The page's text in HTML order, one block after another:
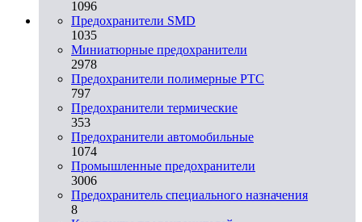
1096
Предохранители SMD
1035
Миниатюрные предохранители
2978
Предохранители полимерные PTC
797
Предохранители термические
353
Предохранители автомобильные
1074
Промышленные предохранители
3006
Предохранитель специального назначения
8